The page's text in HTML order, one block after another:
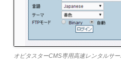
オビタスターCMS専用高速レンタルサ